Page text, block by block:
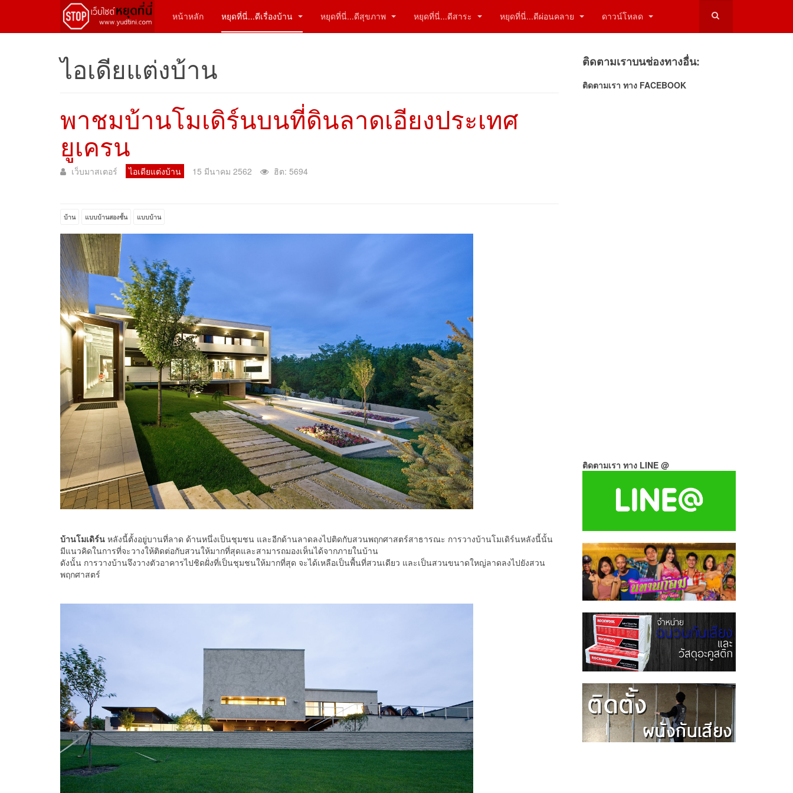
หน้าหลัก หยุดที่นี่...ดีเรื่องบ้าน หยุดที่นี่...ดีสุขภาพ หยุดที่นี่...ดีสาระ หยุดที่นี่...ดีผ่อนคลาย ดาวน์โหลด
ไอเดียแต่งบ้าน
พาชมบ้านโมเดิร์นบนที่ดินลาดเอียงประเทศ
ยูเครน
เว็บมาสเตอร์ ไอเดียแต่งบ้าน 15 มีนาคม 2562 ฮิต: 5694
บ้าน แบบบ้านสองชั้น แบบบ้าน
บ้านโมเดิร์น หลังนี้ตั้งอยู่บานที่ลาด ด้านหนึ่งเป็นชุมชน และอีกด้านลาดลงไปติดกับสวนพฤกศาสตร์สาธารณะ การวางบ้านโมเดิร์นหลังนี้นั้น
มีแนวคิดในการที่จะวางให้ติดต่อกับสวนให้มากที่สุดและสามารถมองเห็นได้จากภายในบ้าน
ดังนั้น การวางบ้านจึงวางตัวอาคารไปชิดฝั่งที่เป็นชุมชนให้มากที่สุด จะได้เหลือเป็นพื้นที่สวนเดียว และเป็นสวนขนาดใหญ่ลาดลงไปยังสวน
พฤกศาสตร์
ติดตามเราบนช่องทางอื่น:
ติดตามเรา ทาง FACEBOOK
ติดตามเรา ทาง LINE @